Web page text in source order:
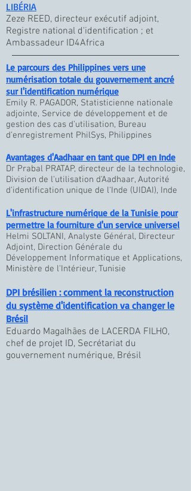
LIBÉRIA
Zeze REED, directeur exécutif adjoint,
Registre national d'identification ; et
Ambassadeur ID4Africa
Le parcours des Philippines vers une
numérisation totale du gouvernement ancré
sur l'identification numérique
Emily R. PAGADOR, Statisticienne nationale
adjointe, Service de développement et de
gestion des cas d'utilisation, Bureau
d'enregistrement PhilSys, Philippines
Avantages d'Aadhaar en tant que DPI en Inde
Dr Prabal PRATAP, directeur de la technologie,
Division de l'utilisation d'Aadhaar, Autorité
d'identification unique de l'Inde (UIDAI), Inde
L'infrastructure numérique de la Tunisie pour
permettre la fourniture d'un service universel
Helmi SOLTANI, Analyste Général, Directeur
Adjoint, Direction Générale du
Développement Informatique et Applications,
Ministère de l'Intérieur, Tunisie
DPI brésilien : comment la reconstruction
du système d'identification va changer le
Brésil
Eduardo Magalhães de LACERDA FILHO,
chef de projet ID, Secrétariat du
gouvernement numérique, Brésil